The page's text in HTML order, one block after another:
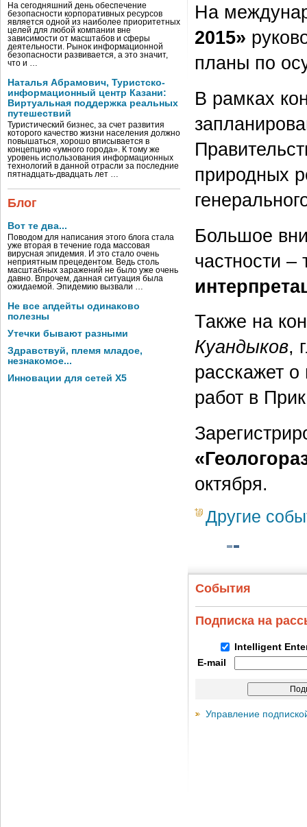
На сегодняшний день обеспечение
безопасности корпоративных ресурсов
является одной из наиболее приоритетных
целей для любой компании вне
зависимости от масштабов и сферы
деятельности. Рынок информационной
безопасности развивается, а это значит,
что и …
Наталья Абрамович, Туристско-
информационный центр Казани:
Виртуальная поддержка реальных
путешествий
Туристический бизнес, за счет развития
которого качество жизни населения должно
повышаться, хорошо вписывается в
концепцию «умного города». К тому же
уровень использования информационных
технологий в данной отрасли за последние
пятнадцать-двадцать лет …
Блог
Вот те два...
Поводом для написания этого блога стала
уже вторая в течение года массовая
вирусная эпидемия. И это стало очень
неприятным прецедентом. Ведь столь
масштабных заражений не было уже очень
давно. Впрочем, данная ситуация была
ожидаемой. Эпидемию вызвали …
Не все апдейты одинаково
полезны
Утечки бывают разными
Здравствуй, племя младое,
незнакомое...
Инновации для сетей X5
На
2015»
планы по
В рамках
природных
Большое
частности
Также на
Куандыков,
расскажет о
работ в
октября.
Другие
События
Подписка на
Intelligent
E-mail
Управление